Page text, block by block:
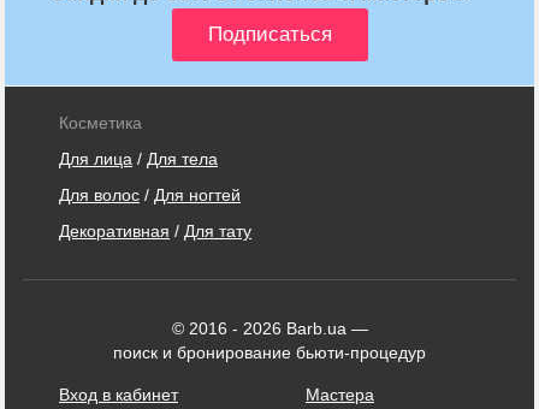
Косметика
Для лица / Для тела
Для волос / Для ногтей
Декоративная / Для тату
© 2016 - 2026 Barb.ua —
поиск и бронирование бьюти-процедур
Вход в кабинет Мастера